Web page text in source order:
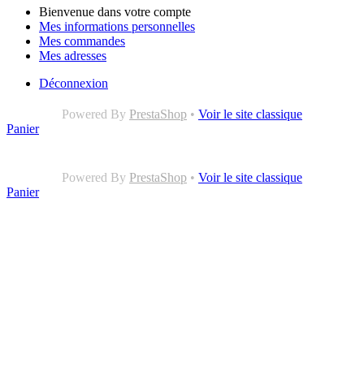
Bienvenue dans votre compte
Mes informations personnelles
Mes commandes
Mes adresses
Déconnexion
Powered By PrestaShop • Voir le site classique
Panier
Powered By PrestaShop • Voir le site classique
Panier